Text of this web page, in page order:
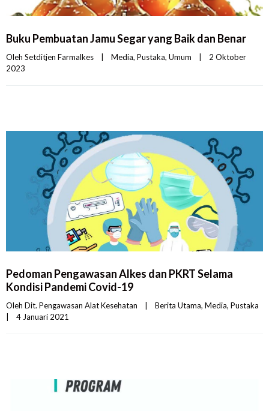
Buku Pembuatan Jamu Segar yang Baik dan Benar
Oleh Setditjen Farmalkes Media, Pustaka, Umum
2 Oktober
2023
Pedoman Pengawasan Alkes dan PKRT Selama
Kondisi Pandemi Covid-19
Oleh Dit. Pengawasan Alat Kesehatan Berita Utama, Media, Pustaka
4 Januari 2021